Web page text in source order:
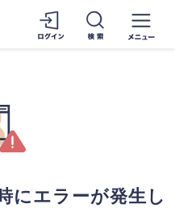
にエラーが発生し